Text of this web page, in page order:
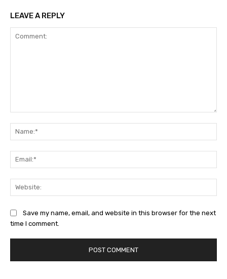
LEAVE A REPLY
Save my name, email, and website in this browser for the next
time I comment.